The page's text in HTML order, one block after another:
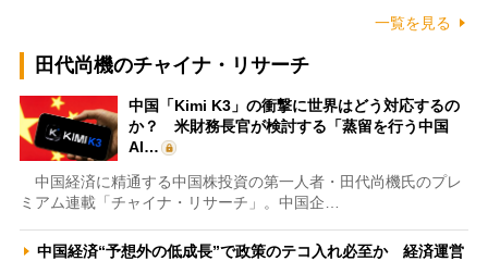
一覧を見る
田代尚機のチャイナ・リサーチ
中国「Kimi K3」の衝撃に世界はどう対応するの
か？ 米財務長官が検討する「蒸留を行う中国
AI…
中国経済に精通する中国株投資の第一人者・田代尚機氏のプレ
ミアム連載「チャイナ・リサーチ」。中国企…
中国経済“予想外の低成長”で政策のテコ入れ必至か 経済運営